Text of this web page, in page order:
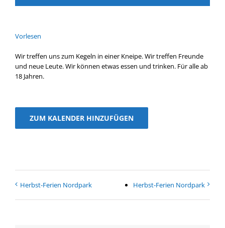
Vor­le­sen
Wir tref­fen uns zum Kegeln in einer Knei­pe. Wir tref­fen Freun­de
und neue Leu­te. Wir kön­nen etwas essen und trin­ken. Für alle ab
18 Jah­ren.
ZUM KALENDER HINZUFÜGEN
Herbst-Ferien Nord­park Herbst-Ferien Nord­park